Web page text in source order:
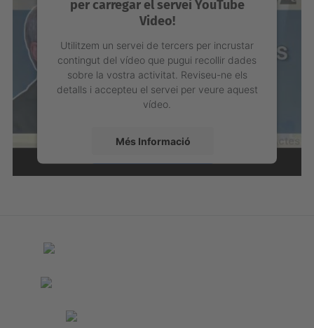
per carregar el servei YouTube
Video!
Utilitzem un servei de tercers per incrustar
contingut del vídeo que pugui recollir dades
sobre la vostra activitat. Reviseu-ne els
detalls i accepteu el servei per veure aquest
vídeo.
Més Informació
Accepta